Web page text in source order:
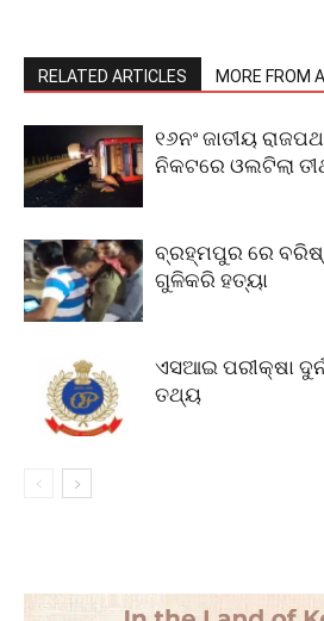
RELATED ARTICLES MORE FROM
୧୬ନଂ ଜାତୀୟ
ନିକଟରେ ଓଲଟିଲା
ବ୍ରହ୍ମପୁର ରେ
ଗୁଳିକରି ହତ୍ୟା
ଏସଆଇ ପରୀକ୍ଷା
ତଥ୍ୟ